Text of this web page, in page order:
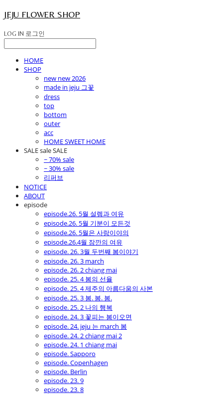
JEJU FLOWER SHOP
LOG IN 로그인
HOME
SHOP
new new 2026
made in jeju 그꽃
dress
top
bottom
outer
acc
HOME SWEET HOME
SALE sale SALE
~ 70% sale
~ 30% sale
리퍼브
NOTICE
ABOUT
episode
episode.26. 5월 설렘과 여유
episode.26. 5월 기분이 모든것
episode.26. 5월은 사랑이야의
episode.26.4월 잠깐의 여유
episode. 26. 3월 두번째 봄이야기
episode. 26. 3 march
episode. 26. 2 chiang mai
episode. 25. 4 봄의 선율
episode. 25. 4 제주의 아름다움의 사본
episode. 25. 3 봄. 봄. 봄.
episode. 25. 2 나의 행복
episode. 24. 3 꽃피는 봄이오면
episode. 24. jeju 는 march 봄
episode. 24. 2 chiang mai 2
episode. 24. 1 chiang mai
episode. Sapporo
episode. Copenhagen
episode. Berlin
episode. 23. 9
episode. 23. 8